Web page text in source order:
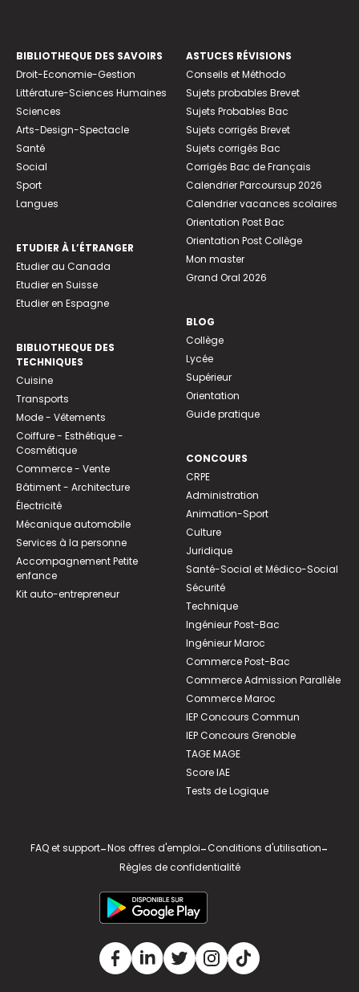
BIBLIOTHEQUE DES SAVOIRS
Droit-Economie-Gestion
Littérature-Sciences Humaines
Sciences
Arts-Design-Spectacle
Santé
Social
Sport
Langues
ETUDIER À L’ÉTRANGER
Etudier au Canada
Etudier en Suisse
Etudier en Espagne
BIBLIOTHEQUE DES
TECHNIQUES
Cuisine
Transports
Mode - Vêtements
Coiffure - Esthétique -
Cosmétique
Commerce - Vente
Bâtiment - Architecture
Électricité
Mécanique automobile
Services à la personne
Accompagnement Petite
enfance
Kit auto-entrepreneur
ASTUCES RÉVISIONS
Conseils et Méthodo
Sujets probables Brevet
Sujets Probables Bac
Sujets corrigés Brevet
Sujets corrigés Bac
Corrigés Bac de Français
Calendrier Parcoursup 2026
Calendrier vacances scolaires
Orientation Post Bac
Orientation Post Collège
Mon master
Grand Oral 2026
BLOG
Collège
Lycée
Supérieur
Orientation
Guide pratique
CONCOURS
CRPE
Administration
Animation-Sport
Culture
Juridique
Santé-Social et Médico-Social
Sécurité
Technique
Ingénieur Post-Bac
Ingénieur Maroc
Commerce Post-Bac
Commerce Admission Parallèle
Commerce Maroc
IEP Concours Commun
IEP Concours Grenoble
TAGE MAGE
Score IAE
Tests de Logique
FAQ et support-Nos offres d'emploi-Conditions d'utilisation-
Règles de confidentialité